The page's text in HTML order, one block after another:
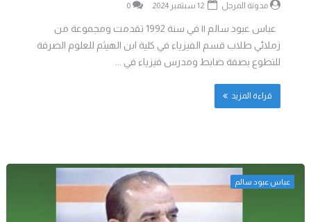
مدونة المرجل 0
عباس عبود سالم || في سنة 1992 تقدمت ومجموعة من
زملائي طلاب قسم الفيزياء في كلية ابن الهيثم للعلوم الصرفة
للتطوع بصفة ضابط ومدرس فيزياء في ...
قراءة المزيد
عباس عبود سالم